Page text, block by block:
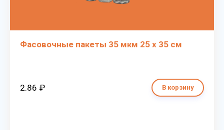
Фасовочные пакеты 35 мкм 25 х 35 см
2.86 ₽ В корзину